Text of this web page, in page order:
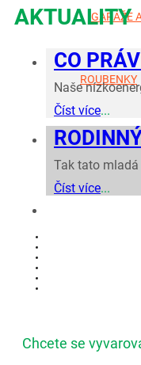
GARÁŽE
ROUBENKY
AKTUALITY
CO
Naše
Číst více...
Tak tato
Číst více...
Chcete se